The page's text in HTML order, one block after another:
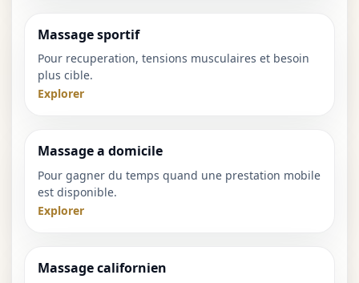
Massage sportif
Pour recuperation, tensions musculaires et besoin
plus cible.
Explorer
Massage a domicile
Pour gagner du temps quand une prestation mobile
est disponible.
Explorer
Massage californien